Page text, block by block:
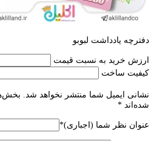
دفترچه یادداشت لبوبو
ارزش خرید به نسبت قیمت
کیفیت ساخت
نشانی ایمیل شما منتشر نخواهد شد.
شده‌اند *
عنوان نظر شما (اجباری)*